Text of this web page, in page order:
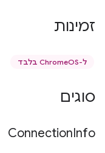
זמינות
ל-ChromeOS בלבד
סוגים
ConnectionInfo